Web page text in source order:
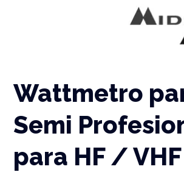
Wattmetro
Semi
para HF /